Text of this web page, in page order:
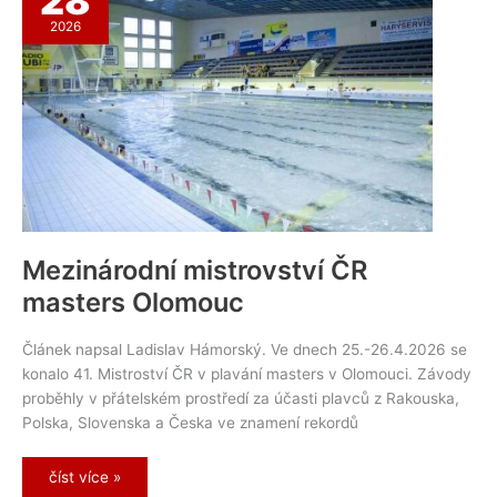
2026
Mezinárodní mistrovství ČR
masters Olomouc
Článek napsal Ladislav Hámorský. Ve dnech 25.-26.4.2026 se
konalo 41. Mistroství ČR v plavání masters v Olomouci. Závody
proběhly v přátelském prostředí za účasti plavců z Rakouska,
Polska, Slovenska a Česka ve znamení rekordů
Mezinárodní
číst více »